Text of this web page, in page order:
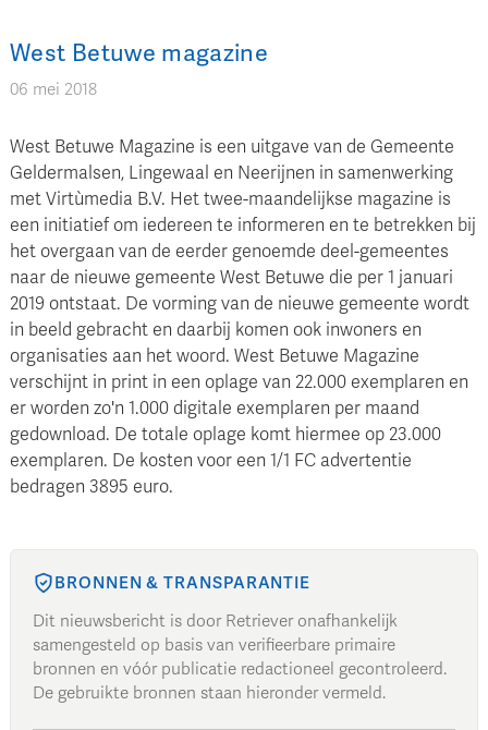
West Betuwe magazine
06 mei 2018
West Betuwe Magazine is een uitgave van de Gemeente
Geldermalsen, Lingewaal en Neerijnen in samenwerking
met Virtùmedia B.V. Het twee-maandelijkse magazine is
een initiatief om iedereen te informeren en te betrekken bij
het overgaan van de eerder genoemde deel-gemeentes
naar de nieuwe gemeente West Betuwe die per 1 januari
2019 ontstaat. De vorming van de nieuwe gemeente wordt
in beeld gebracht en daarbij komen ook inwoners en
organisaties aan het woord. West Betuwe Magazine
verschijnt in print in een oplage van 22.000 exemplaren en
er worden zo'n 1.000 digitale exemplaren per maand
gedownload. De totale oplage komt hiermee op 23.000
exemplaren. De kosten voor een 1/1 FC advertentie
bedragen 3895 euro.
BRONNEN & TRANSPARANTIE
Dit nieuwsbericht is door Retriever onafhankelijk
samengesteld op basis van verifieerbare primaire
bronnen en vóór publicatie redactioneel gecontroleerd.
De gebruikte bronnen staan hieronder vermeld.